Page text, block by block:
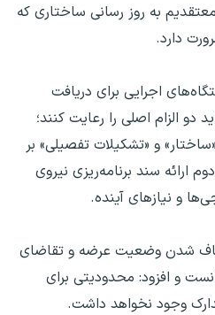
به روز رسانی ساختاری که
اجرایی برای دریافت
الزام اصلی را رعایت کنند؛
و «تشکیلات تفصیلی» بر
ارائه سند برنامه‌ریزی نیروی
و نیازهای آینده.
شدن وضعیت عرضه و تقاضای
و افزود: محدودیتی برای
وجود نخواهد داشت.